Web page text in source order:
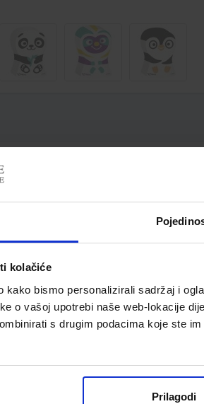
kolačiće
kako bismo personalizirali sadržaj i
o vašoj upotrebi naše web-lokacije
s drugim podacima koje ste
Prilagodi
etuiu
i ovo…